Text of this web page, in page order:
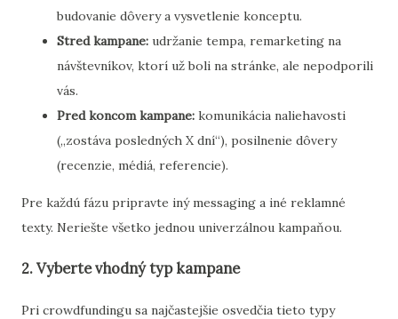
budovanie dôvery a vysvetlenie konceptu.
Stred kampane: udržanie tempa, remarketing na
návštevníkov, ktorí už boli na stránke, ale nepodporili
vás.
Pred koncom kampane: komunikácia naliehavosti
(„zostáva posledných X dní“), posilnenie dôvery
(recenzie, médiá, referencie).
Pre každú fázu pripravte iný messaging a iné reklamné
texty. Neriešte všetko jednou univerzálnou kampaňou.
2. Vyberte vhodný typ kampane
Pri crowdfundingu sa najčastejšie osvedčia tieto typy